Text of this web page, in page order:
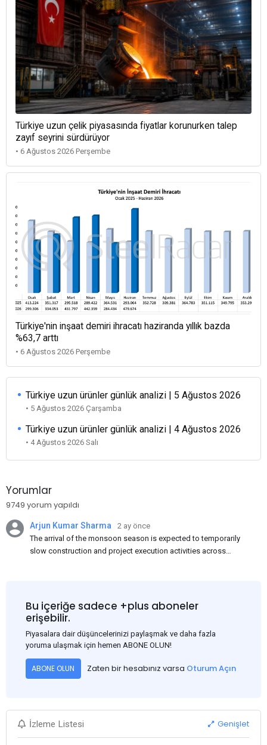
Türkiye uzun çelik piyasasında fiyatlar korunurken talep
zayıf seyrini sürdürüyor
• 6 Ağustos 2026 Perşembe
Türkiye'nin inşaat demiri ihracatı haziranda yıllık bazda
%63,7 arttı
• 6 Ağustos 2026 Perşembe
Türkiye uzun ürünler günlük analizi | 5 Ağustos 2026
• 5 Ağustos 2026 Çarşamba
Türkiye uzun ürünler günlük analizi | 4 Ağustos 2026
• 4 Ağustos 2026 Salı
Yorumlar
9749 yorum yapıldı
Arjun Kumar Sharma
2 ay önce
The arrival of the monsoon season is expected to temporarily
slow construction and project execution activities across
and rural construction projects is expected to provide support
to the market despite seasonal disruptions caused by heavy
rainfall.
Bu içeriğe sadece +plus aboneler
erişebilir.
Piyasalara dair düşüncelerinizi paylaşmak ve daha fazla
yoruma ulaşmak için hemen ABONE OLUN!
ABONE OLUN Zaten bir hesabınız varsa Oturum Açın
İzleme Listesi Genişlet